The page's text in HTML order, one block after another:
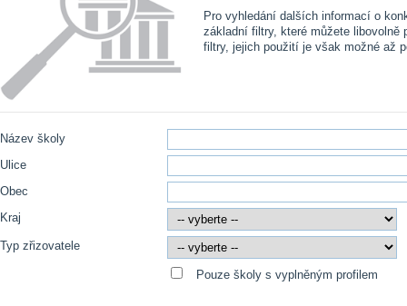
Pro vyhledání dalších informací o
základní filtry, které můžete libovolně
filtry, jejich použití je však možné až
Název školy
Ulice
Obec
Kraj
Typ zřizovatele
Pouze školy s vyplněným profilem